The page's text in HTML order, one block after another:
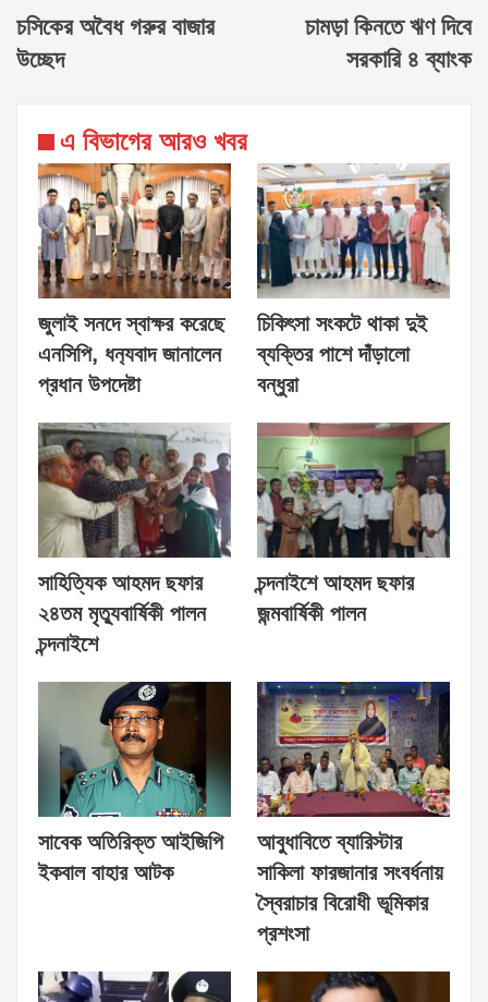
চসিকের অবৈধ গরুর বাজার
উচ্ছেদ
চামড়া কিনতে ঋণ দিবে
সরকারি ৪ ব্যাংক
এ বিভাগের আরও খবর
জুলাই সনদে স্বাক্ষর করেছে
এনসিপি, ধন‍্যবাদ জানালেন
প্রধান উপদেষ্টা
চিকিৎসা সংকটে থাকা দুই
ব্যক্তির পাশে দাঁড়ালো
বন্ধুরা
সাহিত্যিক আহমদ ছফার
২৪তম মৃত্যুবার্ষিকী পালন
চন্দনাইশে
চন্দনাইশে আহমদ ছফার
জন্মবার্ষিকী পালন
সাবেক অতিরিক্ত আইজিপি
ইকবাল বাহার আটক
আবুধাবিতে ব্যারিস্টার
সাকিলা ফারজানার সংবর্ধনায়
স্বৈরাচার বিরোধী ভূমিকার
প্রশংসা